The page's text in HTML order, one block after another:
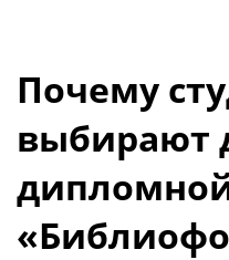
Почему
выбирают